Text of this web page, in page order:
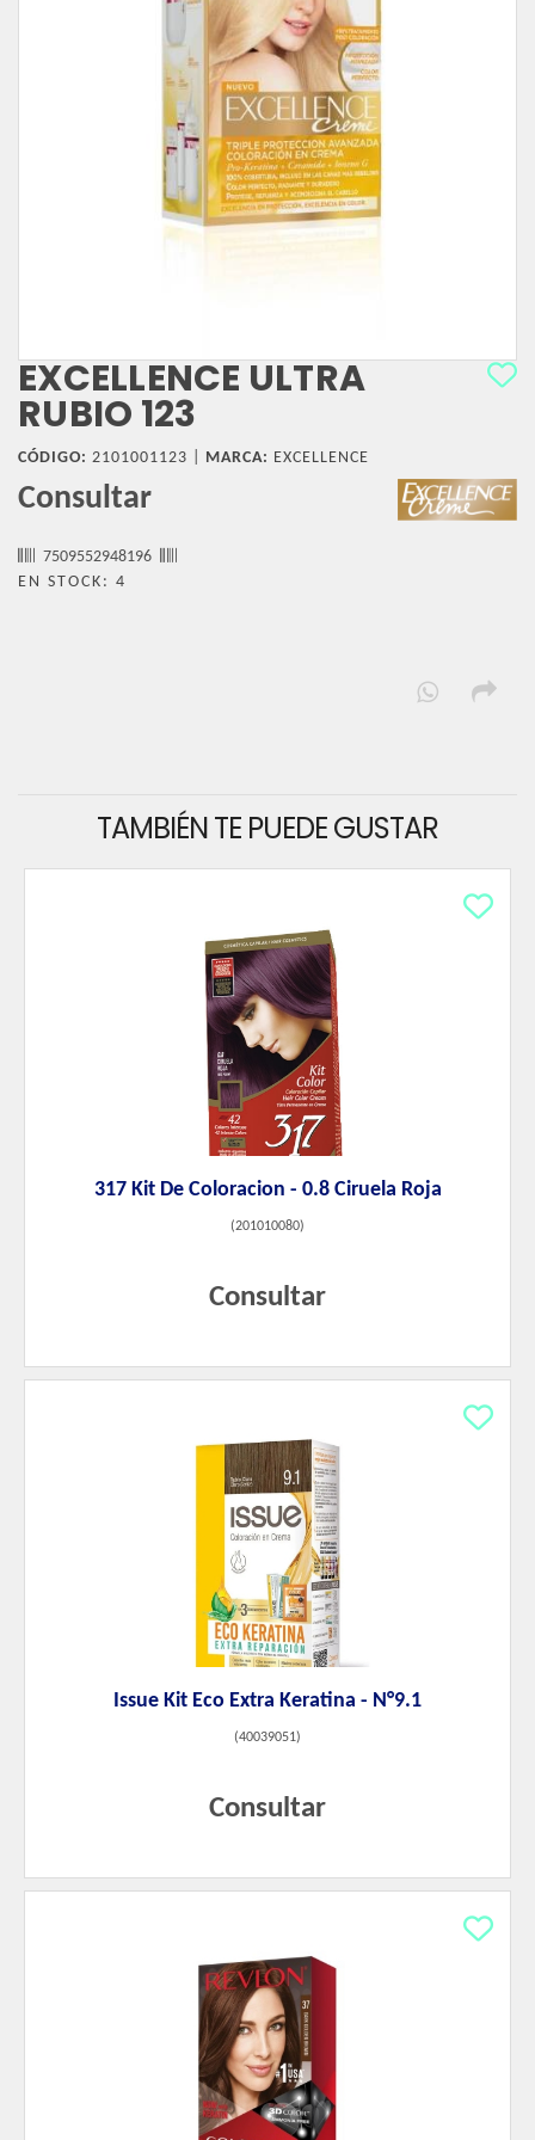
EXCELLENCE ULTRA
RUBIO 123
CÓDIGO: 2101001123 | MARCA: EXCELLENCE
Consultar
7509552948196
EN STOCK: 4
TAMBIÉN TE PUEDE GUSTAR
317 Kit De Coloracion - 0.8 Ciruela Roja
(201010080)
Consultar
Issue Kit Eco Extra Keratina - N°9.1
(40039051)
Consultar